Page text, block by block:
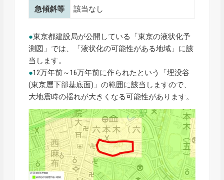
急傾斜等 該当なし
●東京都建設局が公開している「東京の液状化予
測図」では、「液状化の可能性がある地域」に該
当します。
●12万年前～16万年前に作られたという「埋没谷
(東京層下部基底面)」の範囲に該当しますので、
大地震時の揺れが大きくなる可能性があります。